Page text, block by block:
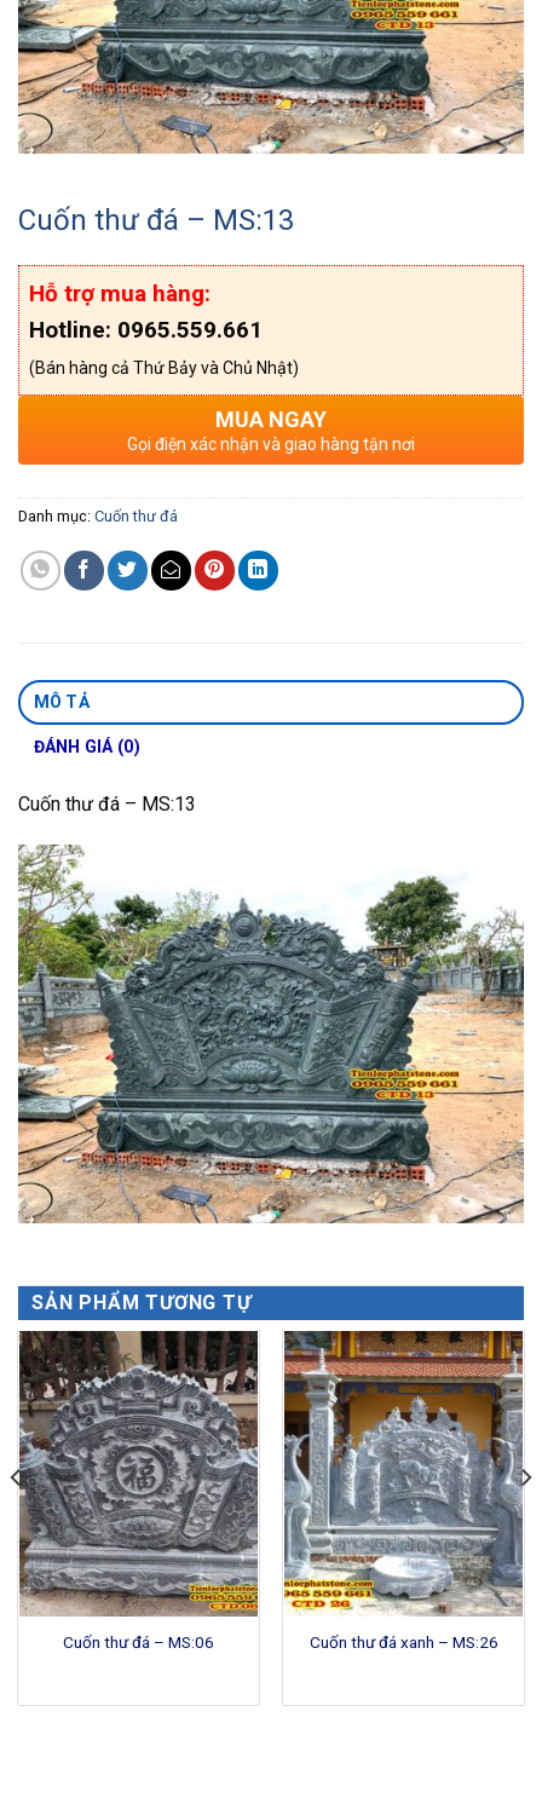
Cuốn thư đá – MS:13
Hỗ trợ mua hàng:
Hotline: 0965.559.661
(Bán hàng cả Thứ Bảy và Chủ Nhật)
MUA NGAY
Gọi điện xác nhận và giao hàng tận nơi
Danh mục: Cuốn thư đá
MÔ TẢ
ĐÁNH GIÁ (0)
Cuốn thư đá – MS:13
SẢN PHẨM TƯƠNG TỰ
Cuốn thư đá – MS:06 Cuốn thư đá xanh – MS:26